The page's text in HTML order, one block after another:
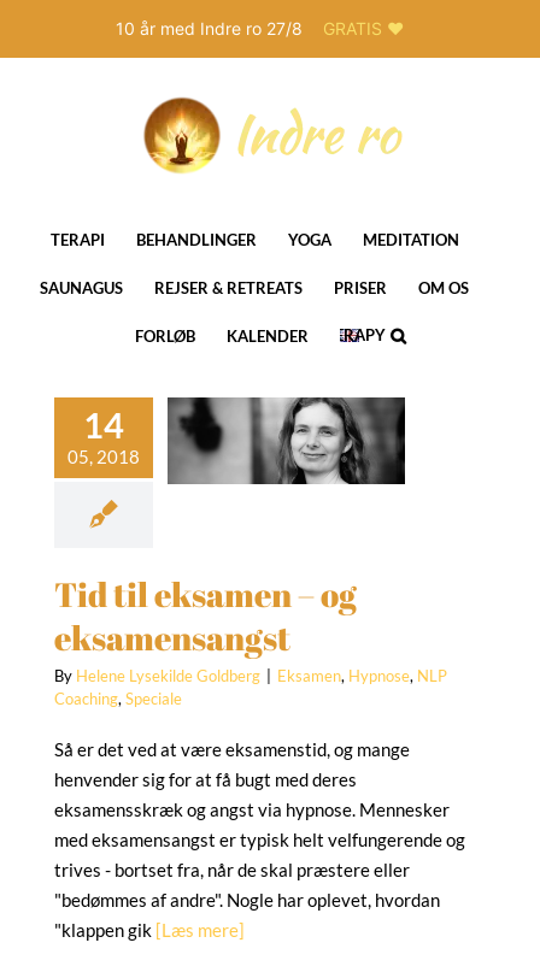
10 år med Indre ro 27/8 GRATIS ❤️
TERAPI BEHANDLINGER YOGA MEDITATION
SAUNAGUS REJSER & RETREATS PRISER OM OS
FORLØB KALENDER
THERAPY
eksamen –
NLP
Speciale
Tid til eksamen – og
eksamensangst
By Helene Lysekilde Goldberg Eksamen, Hypnose, NLP
Coaching,Speciale
Så er det ved at være eksamenstid, og mange
henvender sig for at få bugt med deres
eksamensskræk og angst via hypnose. Mennesker
med eksamensangst er typisk helt velfungerende og
trives - bortset fra, når de skal præstere eller
"bedømmes af andre". Nogle har oplevet, hvordan
"klappen gik [Læs mere]